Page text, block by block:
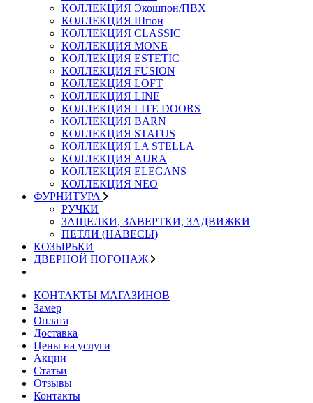
КОЛЛЕКЦИЯ Экошпон/ПВХ
КОЛЛЕКЦИЯ Шпон
КОЛЛЕКЦИЯ CLASSIC
КОЛЛЕКЦИЯ MONE
КОЛЛЕКЦИЯ ESTETIC
КОЛЛЕКЦИЯ FUSION
КОЛЛЕКЦИЯ LOFT
КОЛЛЕКЦИЯ LINE
КОЛЛЕКЦИЯ LITE DOORS
КОЛЛЕКЦИЯ BARN
КОЛЛЕКЦИЯ STATUS
КОЛЛЕКЦИЯ LA STELLA
КОЛЛЕКЦИЯ AURA
КОЛЛЕКЦИЯ ELEGANS
КОЛЛЕКЦИЯ NEO
ФУРНИТУРА
РУЧКИ
ЗАЩЕЛКИ, ЗАВЕРТКИ, ЗАДВИЖКИ
ПЕТЛИ (НАВЕСЫ)
КОЗЫРЬКИ
ДВЕРНОЙ ПОГОНАЖ
КОНТАКТЫ МАГАЗИНОВ
Замер
Оплата
Доставка
Цены на услуги
Акции
Статьи
Отзывы
Контакты